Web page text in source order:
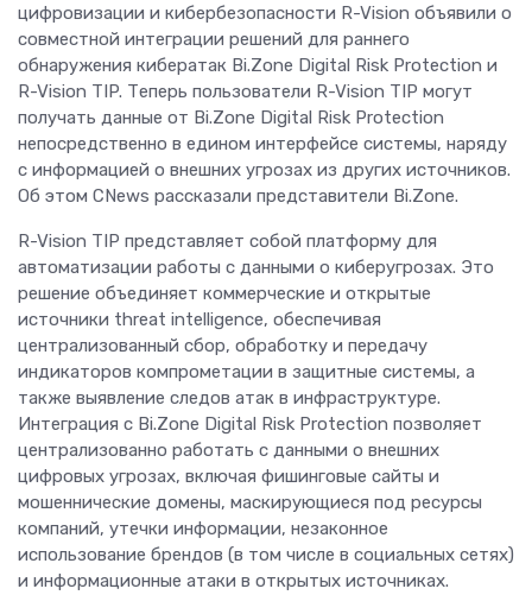
цифровизации и кибербезопасности R-Vision объявили о
совместной интеграции решений для раннего
обнаружения кибератак Bi.Zone Digital Risk Protection и
R-Vision TIP. Теперь пользователи R-Vision TIP могут
получать данные от Bi.Zone Digital Risk Protection
непосредственно в едином интерфейсе системы, наряду
с информацией о внешних угрозах из других источников.
Об этом CNews рассказали представители Bi.Zone.
R-Vision TIP представляет собой платформу для
автоматизации работы с данными о киберугрозах. Это
решение объединяет коммерческие и открытые
источники threat intelligence, обеспечивая
централизованный сбор, обработку и передачу
индикаторов компрометации в защитные системы, а
также выявление следов атак в инфраструктуре.
Интеграция с Bi.Zone Digital Risk Protection позволяет
централизованно работать с данными о внешних
цифровых угрозах, включая фишинговые сайты и
мошеннические домены, маскирующиеся под ресурсы
компаний, утечки информации, незаконное
использование брендов (в том числе в социальных сетях)
и информационные атаки в открытых источниках.